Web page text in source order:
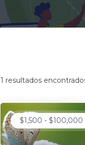
1 resultados
$1,500 - $100,000